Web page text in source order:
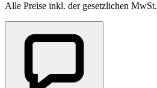
Alle Preise inkl. der gesetzlichen MwSt.